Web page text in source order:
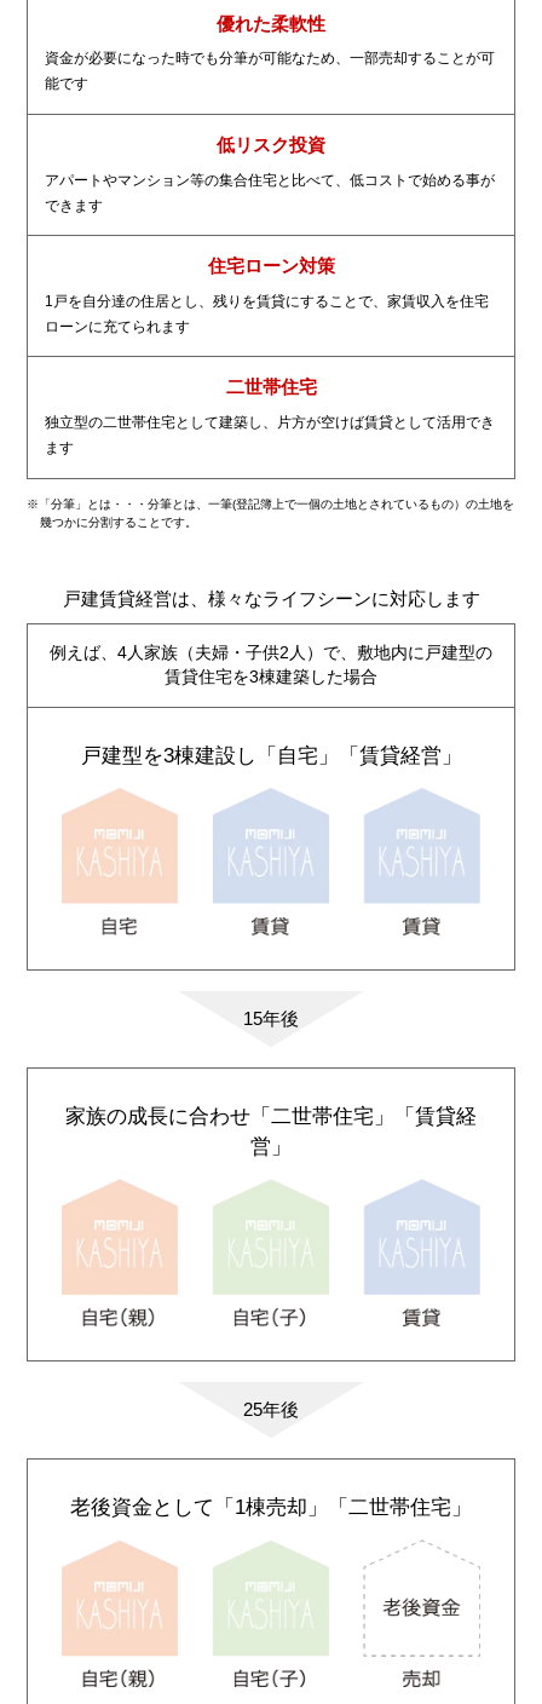
優れた柔軟性
資金が必要になった時でも分筆が可能なため、一部売却することが可
能です
低リスク投資
アパートやマンション等の集合住宅と比べて、低コストで始める事が
できます
住宅ローン対策
1戸を自分達の住居とし、残りを賃貸にすることで、家賃収入を住宅
ローンに充てられます
二世帯住宅
独立型の二世帯住宅として建築し、片方が空けば賃貸として活用でき
ます
※「分筆」とは・・・分筆とは、一筆(登記簿上で一個の土地とされているもの）の土地を
幾つかに分割することです。
戸建賃貸経営は、様々なライフシーンに対応します
例えば、4人家族（夫婦・子供2人）で、敷地内に戸建型の
賃貸住宅を3棟建築した場合
戸建型を3棟建設し 「自宅」 「賃貸経営」
15年後
家族の成長に合わせ 「二世帯住宅」
「賃貸経
営」
25年後
老後資金として 「1棟売却」 「二世帯住宅」